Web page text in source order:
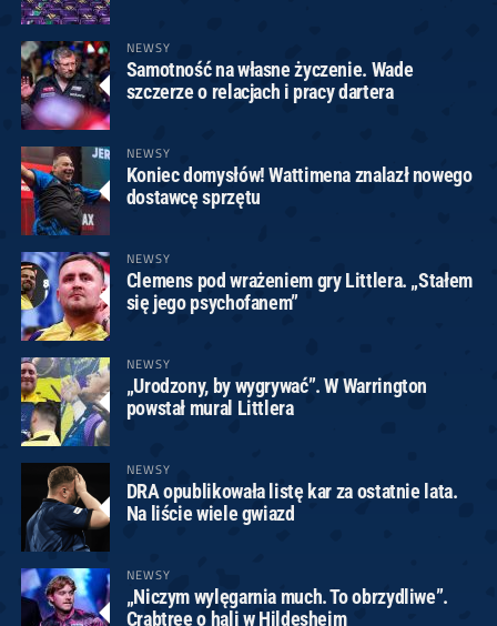
NEWSY
Samotność na własne życzenie. Wade
szczerze o relacjach i pracy dartera
NEWSY
Koniec domysłów! Wattimena znalazł nowego
dostawcę sprzętu
NEWSY
Clemens pod wrażeniem gry Littlera. „Stałem
się jego psychofanem”
NEWSY
„Urodzony, by wygrywać”. W Warrington
powstał mural Littlera
NEWSY
DRA opublikowała listę kar za ostatnie lata.
Na liście wiele gwiazd
NEWSY
„Niczym wylęgarnia much. To obrzydliwe”.
Crabtree o hali w Hildesheim